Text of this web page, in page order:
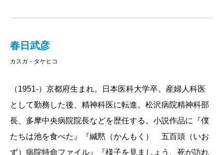
春日武彦
カスガ・タケヒコ
（1951-）京都府生まれ。日本医科大学卒。産婦人科医
として勤務した後、精神科医に転進。松沢病院精神科部
長、多摩中央病院院長などを歴任する。小説作品に『僕
たちは池を食べた』『緘黙（かんもく） 五百頭（いお
ず）病院特命ファイル』『様子を見ましょう、死が訪れ